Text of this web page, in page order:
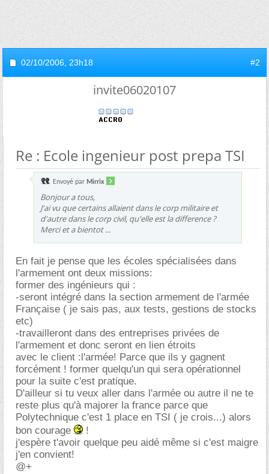
02/10/2006, 23h18 #2
invite06020107
Re : Ecole ingenieur post prepa TSI
Envoyé par Mirrix
Bonjour a tous,
J'ai vu que certains allaient dans le corp militaire et
d'autre dans le corp civil, qu'elle est la difference ?
Merci et a bientot ...
En fait je pense que les écoles spécialisées dans
l'armement ont deux missions:
former des ingénieurs qui :
-seront intégré dans la section armement de l'armée
Française ( je sais pas, aux tests, gestions de stocks
etc)
-travailleront dans des entreprises privées de
l'armement et donc seront en lien étroits
avec le client :l'armée! Parce que ils y gagnent
forcément ! former quelqu'un qui sera opérationnel
pour la suite c'est pratique.
D'ailleur si tu veux aller dans l'armée ou autre il ne te
reste plus qu'à majorer la france parce que
Polytechnique c'est 1 place en TSI ( je crois...) alors
bon courage
!
j'espère t'avoir quelque peu aidé même si c'est maigre
j'en convient!
@+